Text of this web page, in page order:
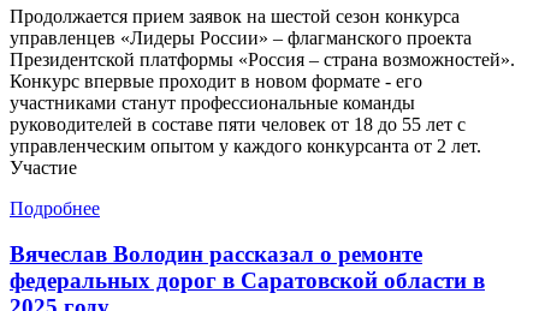
Продолжается прием заявок на шестой сезон конкурса
управленцев «Лидеры России» – флагманского проекта
Президентской платформы «Россия – страна возможностей».
Конкурс впервые проходит в новом формате - его
участниками станут профессиональные команды
руководителей в составе пяти человек от 18 до 55 лет с
управленческим опытом у каждого конкурсанта от 2 лет.
Участие
Подробнее
Вячеслав Володин рассказал о ремонте
федеральных дорог в Саратовской области в